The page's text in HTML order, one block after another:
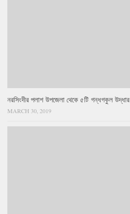
নরসিংদীর পলাশ উপজেলা থেকে ৫টি গন্ধগকুল উদ্ধার
MARCH 30, 2019